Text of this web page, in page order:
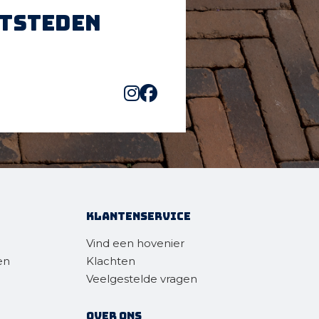
Klantenservice
Vind een hovenier
Klachten
Veelgestelde vragen
Over ons